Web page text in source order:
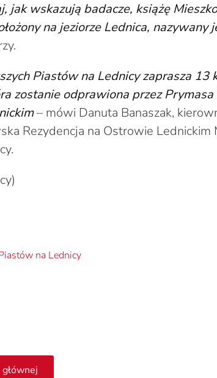
jak wskazują badacze, książę
na jeziorze Lednica, nazywany
Piastów na Lednicy zaprasza 13
zostanie odprawiona przez
– mówi Danuta Banaszak,
Rezydencja na Ostrowie Lednickim
na Lednicy